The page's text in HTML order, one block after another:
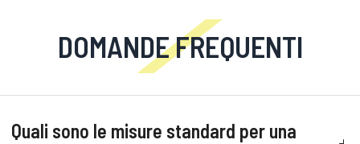
DOMANDE FREQUENTI
Quali sono le misure standard per una